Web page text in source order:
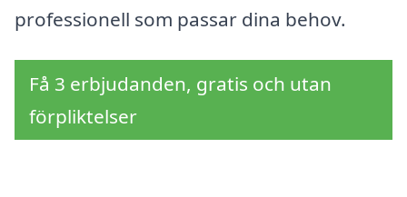
professionell som passar dina behov.
Få 3 erbjudanden, gratis och utan
förpliktelser